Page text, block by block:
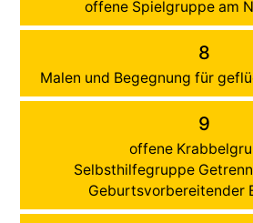
offene Spielgruppe am
8
Malen und Begegnung für
9
offene
Selbsthilfegruppe
Geburtsvorbereitender